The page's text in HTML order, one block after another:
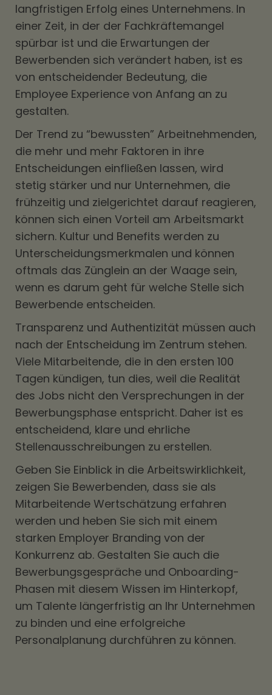
langfristigen Erfolg eines Unternehmens. In
einer Zeit, in der der Fachkräftemangel
spürbar ist und die Erwartungen der
Bewerbenden sich verändert haben, ist es
von entscheidender Bedeutung, die
Employee Experience von Anfang an zu
gestalten.
Der Trend zu “bewussten” Arbeitnehmenden,
die mehr und mehr Faktoren in ihre
Entscheidungen einfließen lassen, wird
stetig stärker und nur Unternehmen, die
frühzeitig und zielgerichtet darauf reagieren,
können sich einen Vorteil am Arbeitsmarkt
sichern. Kultur und Benefits werden zu
Unterscheidungsmerkmalen und können
oftmals das Zünglein an der Waage sein,
wenn es darum geht für welche Stelle sich
Bewerbende entscheiden.
Transparenz und Authentizität müssen auch
nach der Entscheidung im Zentrum stehen.
Viele Mitarbeitende, die in den ersten 100
Tagen kündigen, tun dies, weil die Realität
des Jobs nicht den Versprechungen in der
Bewerbungsphase entspricht. Daher ist es
entscheidend, klare und ehrliche
Stellenausschreibungen zu erstellen.
Geben Sie Einblick in die Arbeitswirklichkeit,
zeigen Sie Bewerbenden, dass sie als
Mitarbeitende Wertschätzung erfahren
werden und heben Sie sich mit einem
starken Employer Branding von der
Konkurrenz ab. Gestalten Sie auch die
Bewerbungsgespräche und Onboarding-
Phasen mit diesem Wissen im Hinterkopf,
um Talente längerfristig an Ihr Unternehmen
zu binden und eine erfolgreiche
Personalplanung durchführen zu können.